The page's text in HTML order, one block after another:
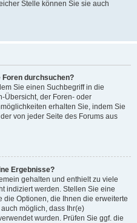
Stelle können Sie sie auch
Foren durchsuchen?
Sie einen Suchbegriff in die
Übersicht, der Foren- oder
erhalten Sie, indem Sie
von jeder Seite des Forums aus
Ergebnisse?
gehalten und enthielt zu viele
indiziert werden. Stellen Sie eine
die Optionen, die Ihnen die erweiterte
möglich, dass Ihr(e)
wurden. Prüfen Sie ggf. die